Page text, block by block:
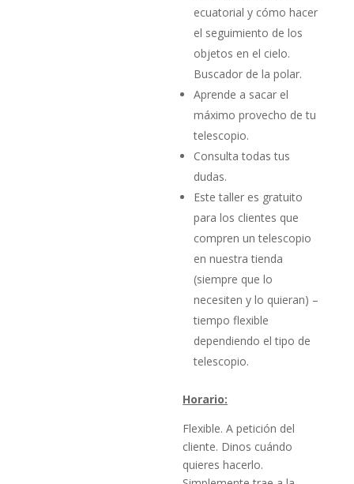
ecuatorial y cómo hacer
el seguimiento de los
objetos en el cielo.
Buscador de la polar.
Aprende a sacar el
máximo provecho de tu
telescopio.
Consulta todas tus
dudas.
Este taller es gratuito
para los clientes que
compren un telescopio
en nuestra tienda
(siempre que lo
necesiten y lo quieran) –
tiempo flexible
dependiendo el tipo de
telescopio.
Horario:
Flexible. A petición del
cliente. Dinos cuándo
quieres hacerlo.